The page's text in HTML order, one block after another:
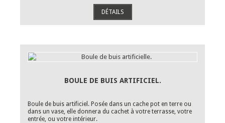
DÉTAILS
BOULE DE BUIS ARTIFICIEL.
Boule de buis artificiel. Posée dans un cache pot en terre ou
dans un vase, elle donnera du cachet à votre terrasse, votre
entrée, ou votre intérieur.